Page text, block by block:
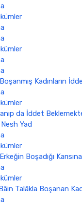
Kadınların
da İddet
Yad
Boşadığı
Talâkla Boşanan